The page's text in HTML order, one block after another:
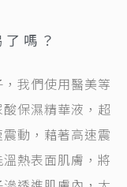
了 嗎 ？
我們使用醫美等
保濕精華液，超
動，藉著高速震
熱表面肌膚，將